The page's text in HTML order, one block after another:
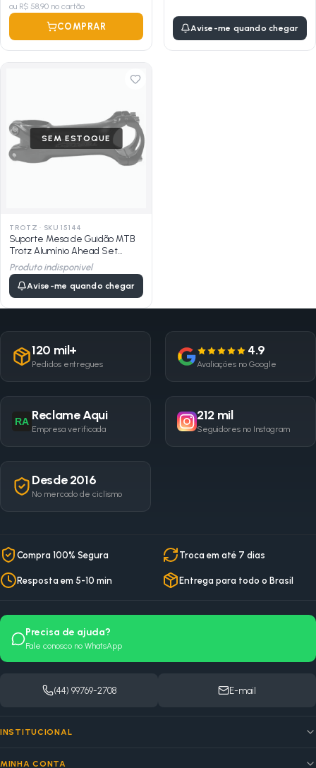
ou R$ 58,90 no cartão
COMPRAR Avise-me quando chegar
SEM ESTOQUE
TROTZ · SKU 15144
Suporte Mesa de Guidão MTB
Trotz Alumínio Ahead Set
100mm X 31,8mm
Produto indisponivel
Avise-me quando chegar
120 mil+
Pedidos entregues
4.9
Avaliações no Google
RA Reclame Aqui
Empresa verificada
212 mil
Seguidores no Instagram
Desde 2016
No mercado de ciclismo
Compra 100% Segura Troca em até 7 dias
Resposta em 5-10 min Entrega para todo o Brasil
Precisa de ajuda?
Fale conosco no WhatsApp
(44) 99769-2708 E-mail
INSTITUCIONAL
MINHA CONTA